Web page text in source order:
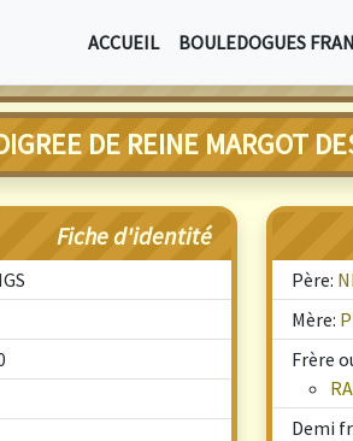
ACCUEIL BOULEDOGUES
DE REINE MARGOT
Fiche d'identité
Père:
Mère:
Frère
Demi